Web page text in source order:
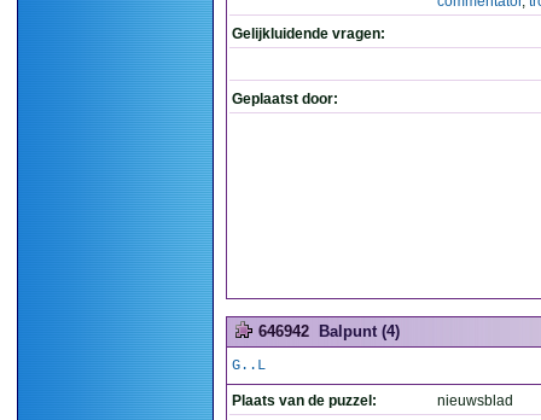
Gelijkluidende vragen:
Geplaatst door:
646942 Balpunt (4)
G..L
Plaats van de puzzel:
nieuwsblad